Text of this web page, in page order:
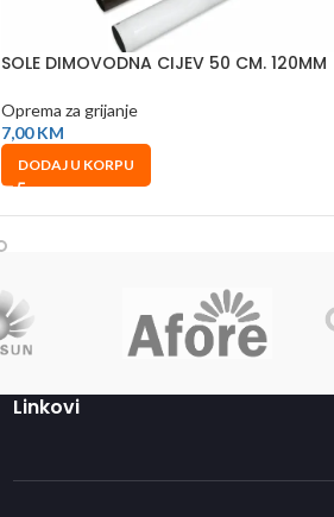
SOLE DIMOVODNA CIJEV 50 CM. 120MM
Oprema za grijanje
7,00KM
DODAJ U KORPU
Linkovi